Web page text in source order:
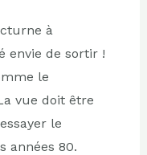
à
envie de sortir !
le
vue doit être
le
années 80.